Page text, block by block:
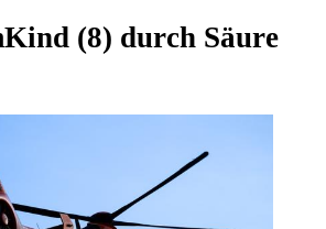
Kind (8) durch Säure